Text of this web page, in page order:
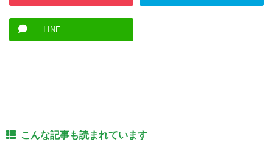
LINE
こんな記事も読まれています